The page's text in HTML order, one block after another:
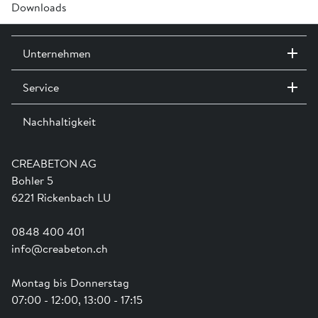
Kleber benötigt.
Dichtung ist im Preis inbegriffen.
Downloads
Prospekt CENTUB®Klebeanschlussstück »
Einbauanleitung CENTUB®-Röser »
Technisches Produktblatt A0501 CENTUB
Klebeanschlussstück 90° »
Bestellformular A0501-02-03-04 CENTUB
CREABETON AG
Bohler 5
6221 Rickenbach LU
0848 400 401
info@creabeton.ch
Montag bis Donnerstag
07:00 - 12:00, 13:00 - 17:15
Unternehmen
Kontakt / Standorte
Ausstellungen
Team
Ausbildung
Service
Dienstleistungen
Shop Hilfe
Anwendungsunterstützung
Newsletter
Nachhaltigkeit
Engagement
Swissness
Schwammstadt